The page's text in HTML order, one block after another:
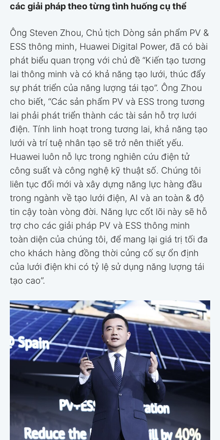
các giải pháp theo từng tình huống cụ thể
Ông Steven Zhou, Chủ tịch Dòng sản phẩm PV &
ESS thông minh, Huawei Digital Power, đã có bài
phát biểu quan trọng với chủ đề “Kiến tạo tương
lai thông minh và có khả năng tạo lưới, thúc đẩy
sự phát triển của năng lượng tái tạo”. Ông Zhou
cho biết, “Các sản phẩm PV và ESS trong tương
lai phải phát triển thành các tài sản hỗ trợ lưới
điện. Tính linh hoạt trong tương lai, khả năng tạo
lưới và trí tuệ nhân tạo sẽ trở nên thiết yếu.
Huawei luôn nỗ lực trong nghiên cứu điện tử
công suất và công nghệ kỹ thuật số. Chúng tôi
liên tục đổi mới và xây dựng năng lực hàng đầu
trong ngành về tạo lưới điện, AI và an toàn & độ
tin cậy toàn vòng đời. Năng lực cốt lõi này sẽ hỗ
trợ cho các giải pháp PV và ESS thông minh
toàn diện của chúng tôi, để mang lại giá trị tối đa
cho khách hàng đồng thời củng cố sự ổn định
của lưới điện khi có tỷ lệ sử dụng năng lượng tái
tạo cao”.